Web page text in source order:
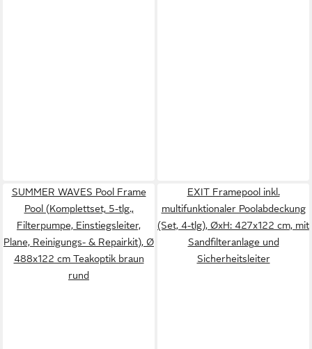
SUMMER WAVES Pool Frame
Pool (Komplettset, 5-tlg.,
Filterpumpe, Einstiegsleiter,
Plane, Reinigungs- & Repairkit), Ø
488x122 cm Teakoptik braun
rund
EXIT Framepool inkl.
multifunktionaler Poolabdeckung
(Set, 4-tlg), ØxH: 427x122 cm, mit
Sandfilteranlage und
Sicherheitsleiter